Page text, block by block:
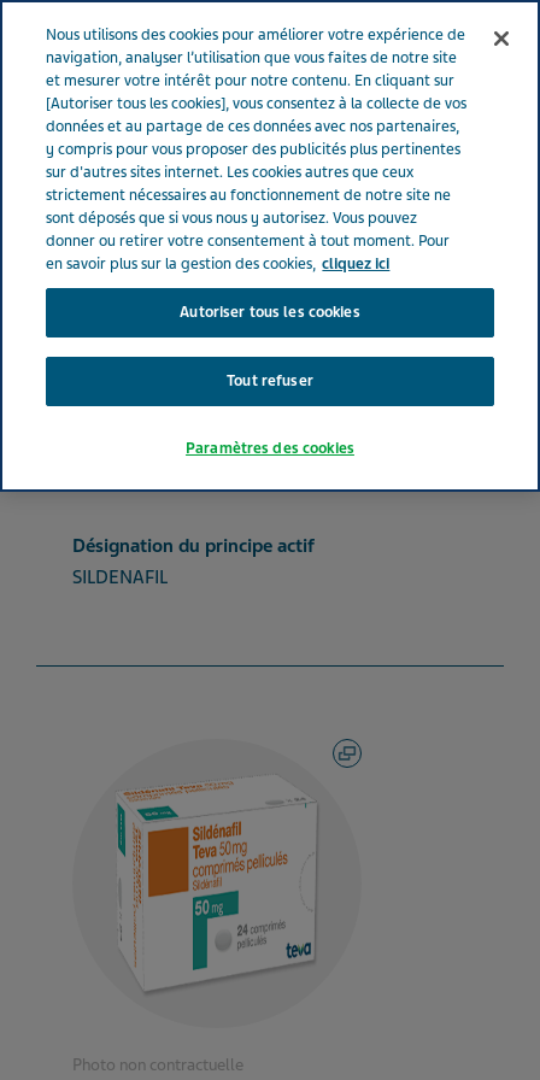
Menu
France Nos Produits SILDENAFIL TEVA® 50 mg (bte de 24)
SILDENAFIL TEVA® 50 mg
(bte de 24)
MÉDICAMENTS UROLOGIQUES SILDENAFIL
Forme pharmaceutique
Désignation du principe actif
SILDENAFIL
Photo non contractuelle
Nous utilisons des cookies pour améliorer votre expérience de
navigation, analyser l’utilisation que vous faites de notre site
et mesurer votre intérêt pour notre contenu. En cliquant sur
[Autoriser tous les cookies], vous consentez à la collecte de vos
données et au partage de ces données avec nos partenaires,
y compris pour vous proposer des publicités plus pertinentes
sur d'autres sites internet. Les cookies autres que ceux
strictement nécessaires au fonctionnement de notre site ne
sont déposés que si vous nous y autorisez. Vous pouvez
donner ou retirer votre consentement à tout moment. Pour
en savoir plus sur la gestion des cookies, cliquez ici
Autoriser tous les cookies
Tout refuser
Paramètres des cookies